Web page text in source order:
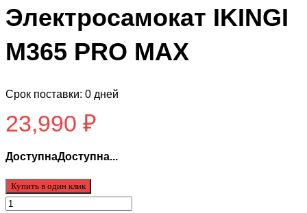
Электросамокат IKINGI
M365 PRO MAX
Срок поставки: 0 дней
23,990 ₽
ДоступнаДоступна...
Купить в один клик
Количество